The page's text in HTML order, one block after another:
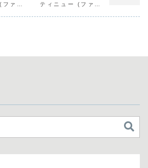
ァン
ティニュー (ファン